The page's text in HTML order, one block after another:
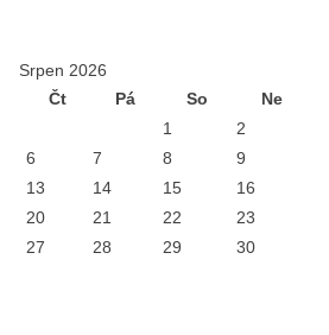
Srpen 2026
Čt Pá So
Ne
1
2
6 7 8
9
13 14 15
16
20 21 22
23
27 28 29
30